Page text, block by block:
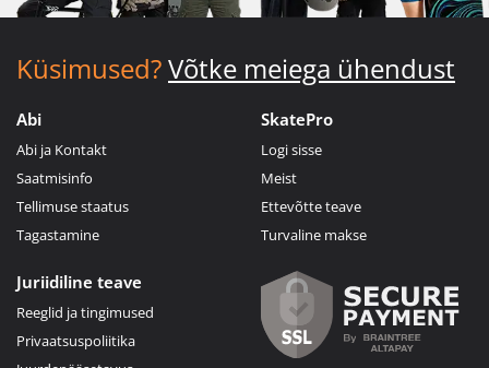
Küsimused?Võtke meiega ühendust
Abi
Abi ja Kontakt
Saatmisinfo
Tellimuse staatus
Tagastamine
SkatePro
Logi sisse
Meist
Ettevõtte teave
Turvaline makse
Juriidiline teave
Reeglid ja tingimused
Privaatsuspoliitika